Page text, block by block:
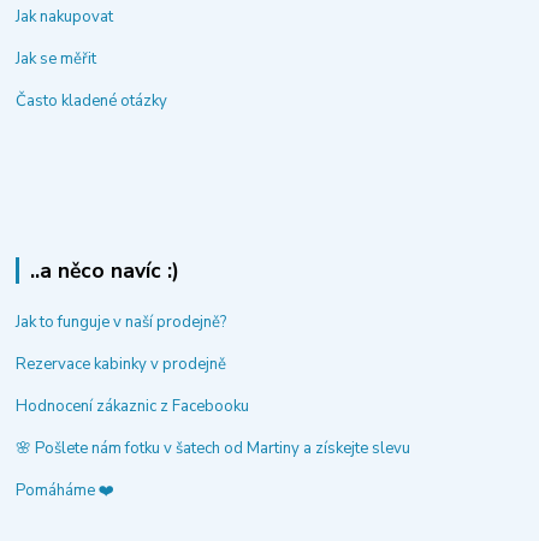
Jak nakupovat
Jak se měřit
Často kladené otázky
..a něco navíc :)
Jak to funguje v naší prodejně?
Rezervace kabinky v prodejně
Hodnocení zákaznic z Facebooku
🌸 Pošlete nám fotku v šatech od Martiny a získejte slevu
Pomáháme ❤️